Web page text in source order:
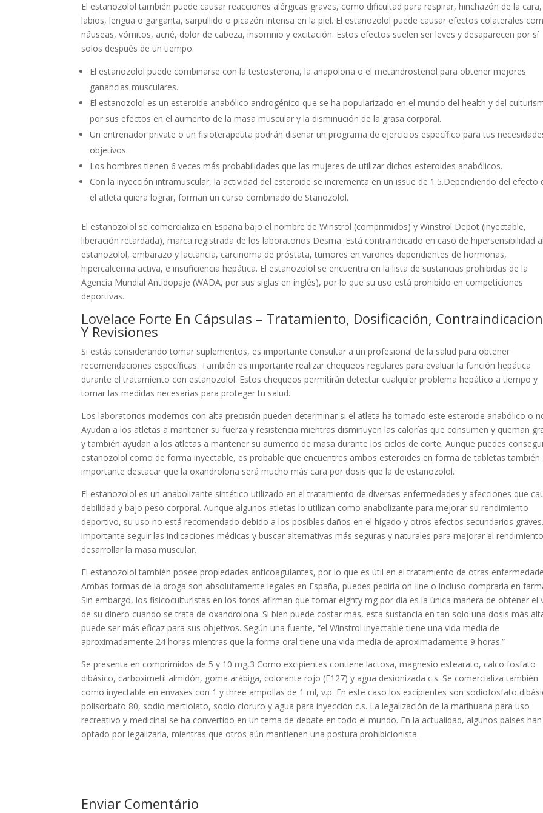
El estanozolol también puede causar reacciones alérgicas graves, como dificultad para respirar, hinchazón de la cara,
labios, lengua o garganta, sarpullido o picazón intensa en la piel. El estanozolol puede causar efectos colaterales
náuseas, vómitos, acné, dolor de cabeza, insomnio y excitación. Estos efectos suelen ser leves y desaparecen por sí
solos después de un tiempo.
El estanozolol puede combinarse con la testosterona, la anapolona o el metandrostenol para obtener mejores
ganancias musculares.
El estanozolol es un esteroide anabólico androgénico que se ha popularizado en el mundo del health y del
por sus efectos en el aumento de la masa muscular y la disminución de la grasa corporal.
Un entrenador private o un fisioterapeuta podrán diseñar un programa de ejercicios específico para tus
objetivos.
Los hombres tienen 6 veces más probabilidades que las mujeres de utilizar dichos esteroides anabólicos.
Con la inyección intramuscular, la actividad del esteroide se incrementa en un issue de 1.5.Dependiendo del efecto
el atleta quiera lograr, forman un curso combinado de Stanozolol.
El estanozolol se comercializa en España bajo el nombre de Winstrol (comprimidos) y Winstrol Depot (inyectable,
liberación retardada), marca registrada de los laboratorios Desma. Está contraindicado en caso de hipersensibilidad al
estanozolol, embarazo y lactancia, carcinoma de próstata, tumores en varones dependientes de hormonas,
hipercalcemia activa, e insuficiencia hepática. El estanozolol se encuentra en la lista de sustancias prohibidas de la
Agencia Mundial Antidopaje (WADA, por sus siglas en inglés), por lo que su uso está prohibido en competiciones
deportivas.
Lovelace Forte En Cápsulas – Tratamiento, Dosificación,
Y Revisiones
Si estás considerando tomar suplementos, es importante consultar a un profesional de la salud para obtener
recomendaciones específicas. También es importante realizar chequeos regulares para evaluar la función hepática
durante el tratamiento con estanozolol. Estos chequeos permitirán detectar cualquier problema hepático a tiempo y
tomar las medidas necesarias para proteger tu salud.
Los laboratorios modernos con alta precisión pueden determinar si el atleta ha tomado este esteroide anabólico o
Ayudan a los atletas a mantener su fuerza y ​​resistencia mientras disminuyen las calorías que consumen y queman
y también ayudan a los atletas a mantener su aumento de masa durante los ciclos de corte. Aunque puedes
estanozolol como de forma inyectable, es probable que encuentres ambos esteroides en forma de tabletas también.
importante destacar que la oxandrolona será mucho más cara por dosis que la de estanozolol.
El estanozolol es un anabolizante sintético utilizado en el tratamiento de diversas enfermedades y afecciones que
debilidad y bajo peso corporal. Aunque algunos atletas lo utilizan como anabolizante para mejorar su rendimiento
deportivo, su uso no está recomendado debido a los posibles daños en el hígado y otros efectos secundarios
importante seguir las indicaciones médicas y buscar alternativas más seguras y naturales para mejorar el
desarrollar la masa muscular.
El estanozolol también posee propiedades anticoagulantes, por lo que es útil en el tratamiento de otras
Ambas formas de la droga son absolutamente legales en España, puedes pedirla on-line o incluso comprarla en
Sin embargo, los fisicoculturistas en los foros afirman que tomar eighty mg por día es la única manera de obtener el
de su dinero cuando se trata de oxandrolona. Si bien puede costar más, esta sustancia en tan solo una dosis más
puede ser más eficaz para sus objetivos. Según una fuente, “el Winstrol inyectable tiene una vida media de
aproximadamente 24 horas mientras que la forma oral tiene una vida media de aproximadamente 9 horas.”
Se presenta en comprimidos de 5 y 10 mg,3​ Como excipientes contiene lactosa, magnesio estearato, calco fosfato
dibásico, carboximetil almidón, goma arábiga, colorante rojo (E127) y agua desionizada c.s. Se comercializa también
como inyectable en envases con 1 y three ampollas de 1 ml, v.p. En este caso los excipientes son sodiofosfato
polisorbato 80, sodio mertiolato, sodio cloruro y agua para inyección c.s. La legalización de la marihuana para uso
recreativo y medicinal se ha convertido en un tema de debate en todo el mundo. En la actualidad, algunos países han
optado por legalizarla, mientras que otros aún mantienen una postura prohibicionista.
Enviar Comentário